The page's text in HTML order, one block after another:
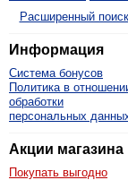
Расширенный поиск
Информация
Система бонусов
Политика в
обработки
персональных
Акции магазина
Покупать выгодно